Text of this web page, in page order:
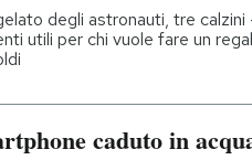
degli astronauti, tre calzini
utili per chi vuole fare un
caduto in